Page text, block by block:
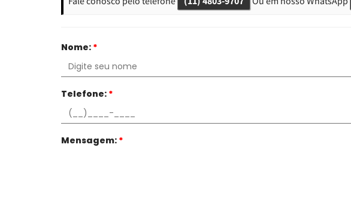
Nome: *
Telefone: *
Mensagem: *